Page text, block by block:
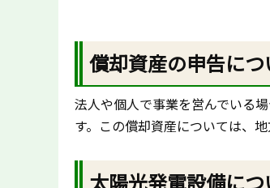
償却資産の申告につ
法人や個人で事業を営んでいる
す。この償却資産については、
太陽光発電設備につ